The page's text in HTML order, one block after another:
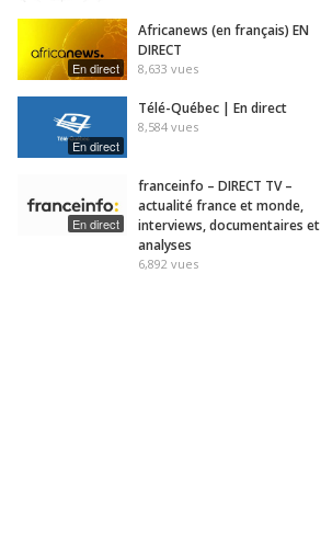
En direct
Africanews (en français) EN
DIRECT
8,633 vues
En direct
Télé-Québec | En direct
8,584 vues
En direct
franceinfo – DIRECT TV –
actualité france et monde,
interviews, documentaires et
analyses
6,892 vues